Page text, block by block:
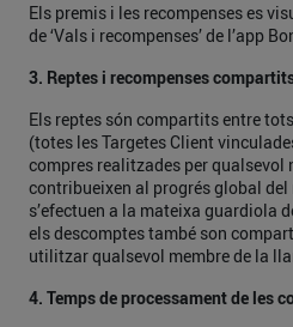
Els premis i les recompenses es
de ‘Vals i recompenses’ de l’app
3. Reptes i recompenses
Els reptes són compartits entre
(totes les Targetes Client
compres realitzades per qualsevol
contribueixen al progrés global
s’efectuen a la mateixa guardiola
els descomptes també son
utilitzar qualsevol membre de la
4. Temps de processament de les